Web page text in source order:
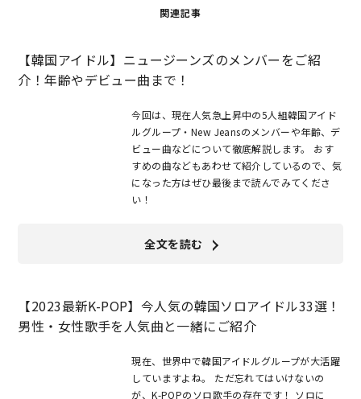
関連記事
【韓国アイドル】ニュージーンズのメンバーをご紹
介！年齢やデビュー曲まで！
今回は、現在人気急上昇中の5人組韓国アイド
ルグループ・New Jeansのメンバーや年齢、デ
ビュー曲などについて徹底解説します。 おす
すめの曲などもあわせて紹介しているので、気
になった方はぜひ最後まで読んでみてくださ
い！
全文を読む
【2023最新K-POP】今人気の韓国ソロアイドル33選！
男性・女性歌手を人気曲と一緒にご紹介
現在、世界中で韓国アイドルグループが大活躍
していますよね。 ただ忘れてはいけないの
が、K-POPのソロ歌手の存在です！ ソロに